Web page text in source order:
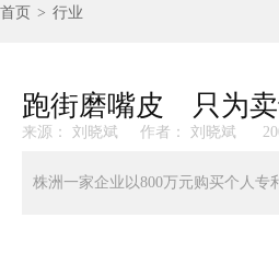
首页 > 行业
跑街磨嘴皮 只为卖
来源： 刘晓斌 作者： 刘晓斌
株洲一家企业以800万元购买个人